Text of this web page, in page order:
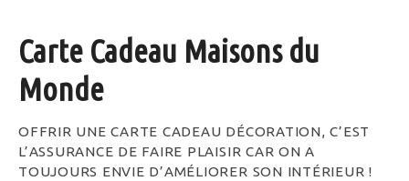
Carte Cadeau Maisons du
Monde
OFFRIR UNE CARTE CADEAU DÉCORATION, C’EST
L’ASSURANCE DE FAIRE PLAISIR CAR ON A
TOUJOURS ENVIE D’AMÉLIORER SON INTÉRIEUR !